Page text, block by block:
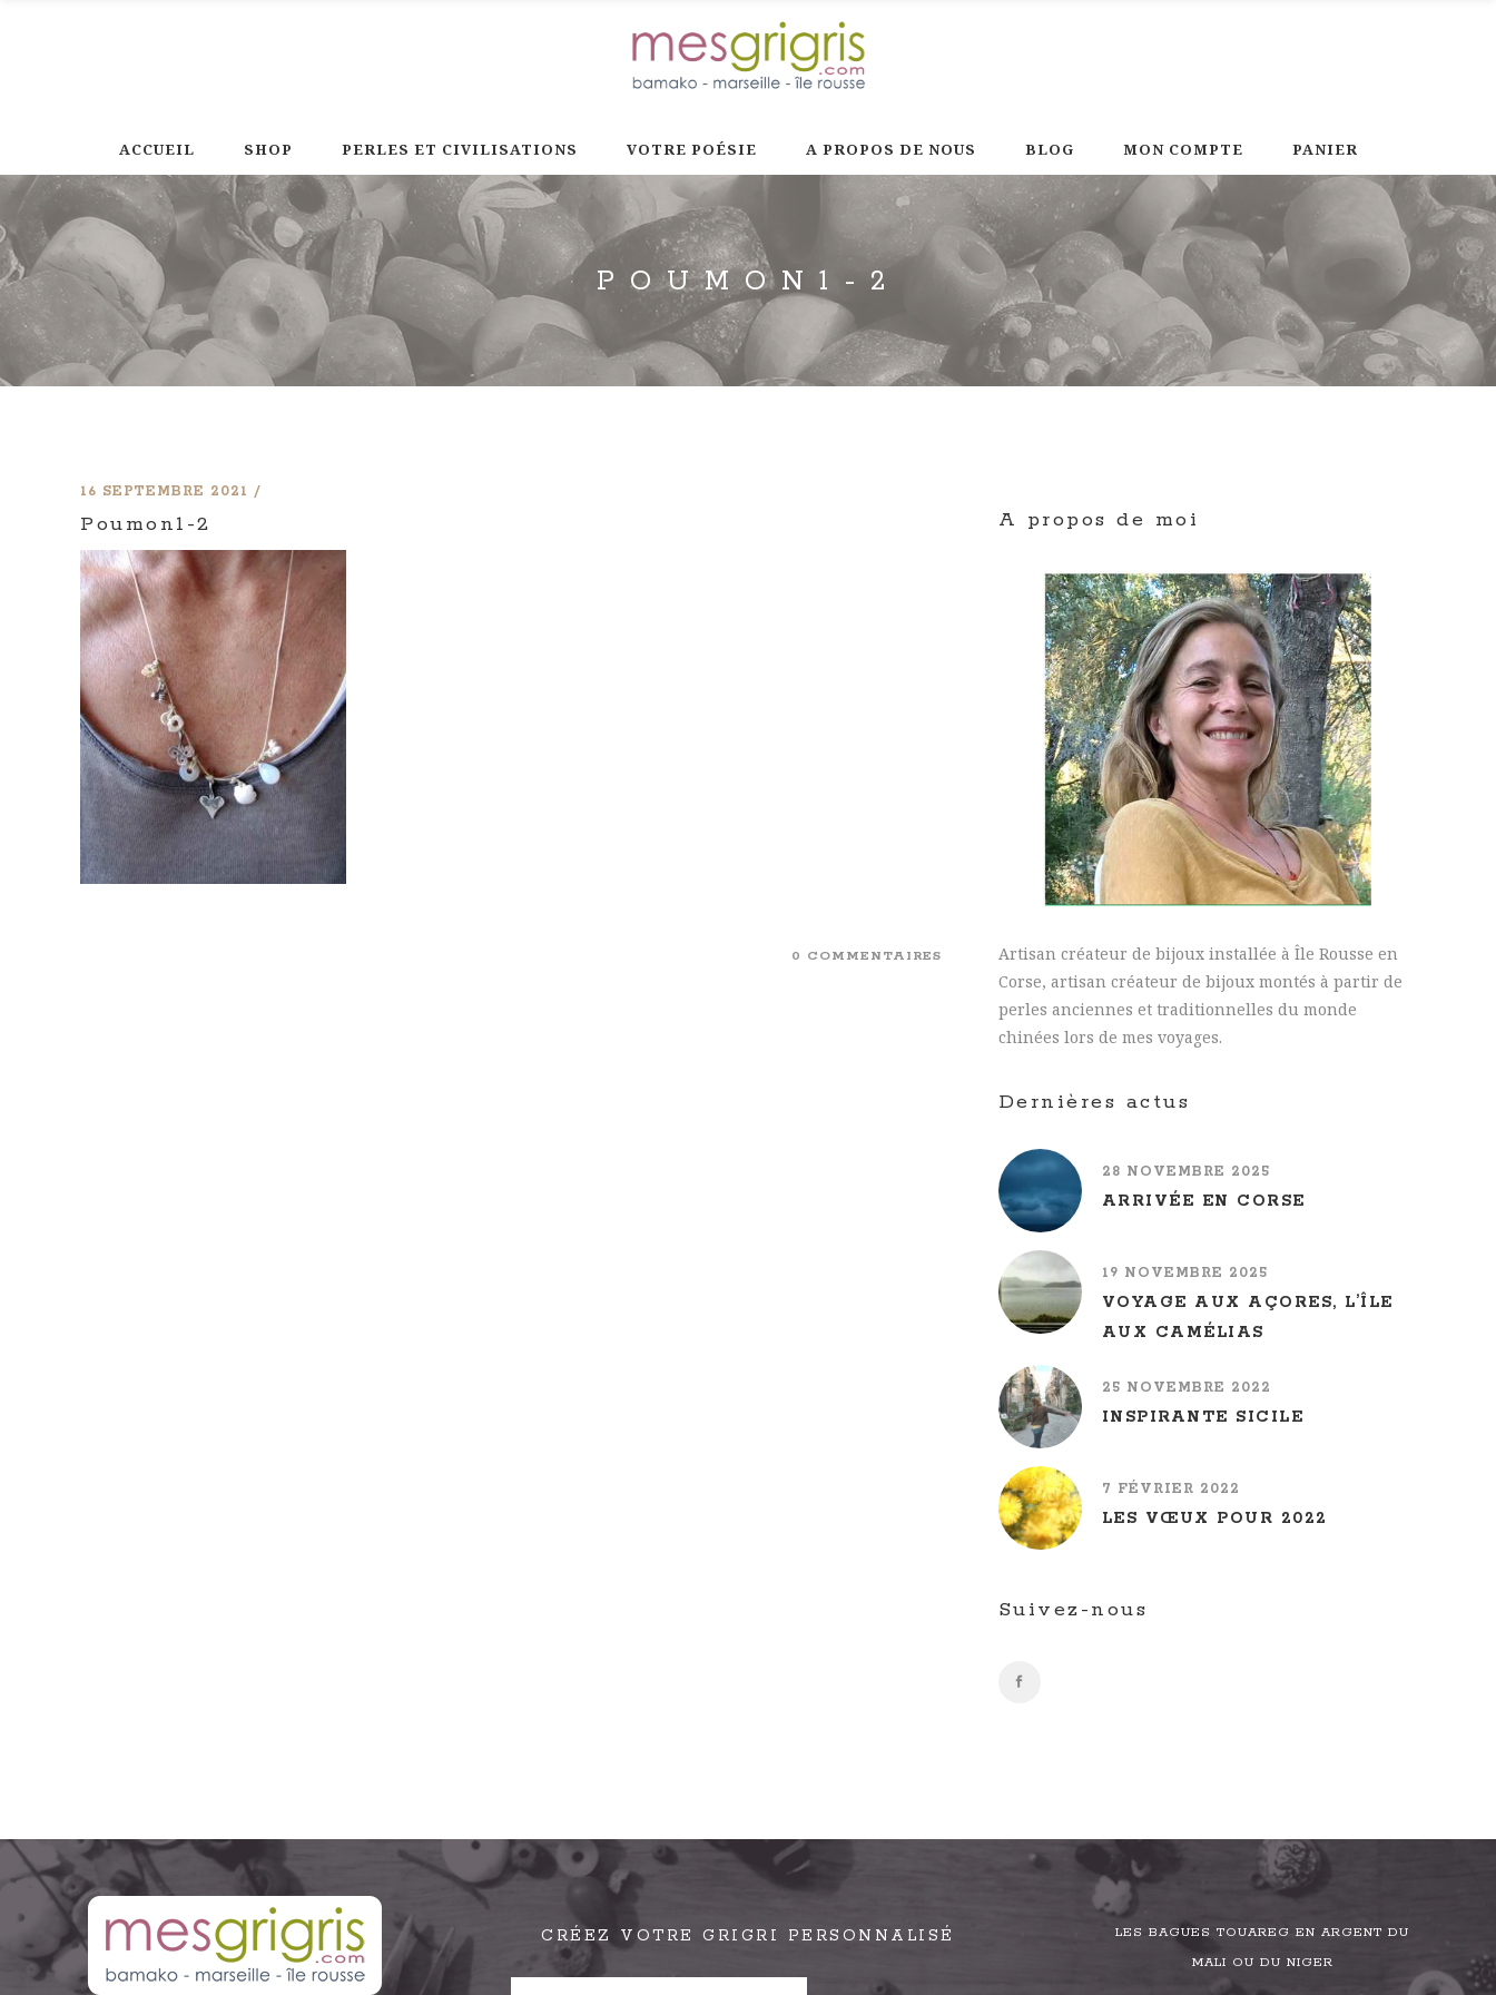
ACCUEIL SHOP PERLES ET CIVILISATIONS VOTRE POÉSIE A PROPOS DE NOUS BLOG MON COMPTE PANIER
POUMON1-2
16 SEPTEMBRE 2021
Poumon1-2
0 COMMENTAIRES
A propos de moi
Artisan créateur de bijoux installée à Île Rousse en
Corse, artisan créateur de bijoux montés à partir de
perles anciennes et traditionnelles du monde
chinées lors de mes voyages.
Dernières actus
28 NOVEMBRE 2025
ARRIVÉE EN CORSE
19 NOVEMBRE 2025
VOYAGE AUX AÇORES, L’ÎLE
AUX CAMÉLIAS
25 NOVEMBRE 2022
INSPIRANTE SICILE
7 FÉVRIER 2022
LES VŒUX POUR 2022
Suivez-nous
CRÉEZ VOTRE GRIGRI PERSONNALISÉ
LES BAGUES TOUAREG EN ARGENT DU
MALI OU DU NIGER